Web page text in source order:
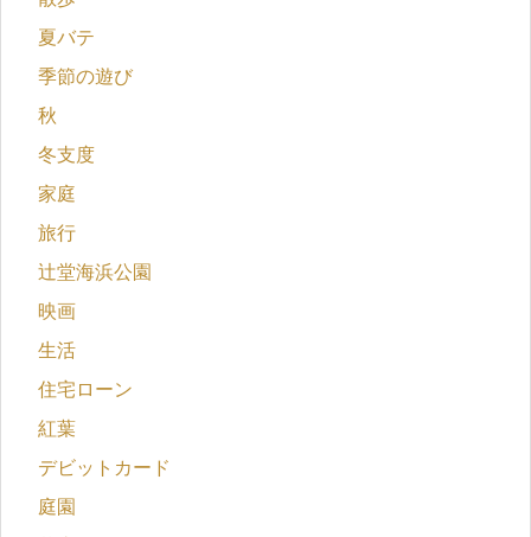
夏バテ
季節の遊び
秋
冬支度
家庭
旅行
辻堂海浜公園
映画
生活
住宅ローン
紅葉
デビットカード
庭園